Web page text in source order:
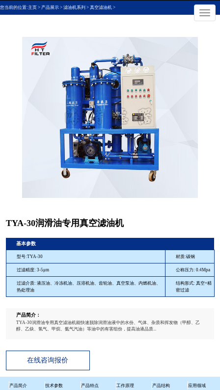
切
换
导
×
您当前的位置:主页 > 产品展示 > 滤油机系列 > 真空滤油机 >
TYA-30润滑油专用真空滤油机
基本参数
型号:TYA-30 材质:碳钢
过滤精度: 3-5μm 公称压力: 0.4Mpa
过滤介质: 液压油、冷冻机油、压溶机油、齿轮油、真空泵油、内燃机油、
热处理油
结构形式: 真空+精
密过滤
产品简介：
TYA-30润滑油专用真空滤油机能快速脱除润滑油液中的水份、气体、杂质和挥发物（甲醇、乙
醇、乙炔、氢气、甲烷、氨气汽油）等油中的有害组份，提高油液品质...
在线咨询报价
产品简介 技术参数 产品特点 工作原理 产品结构 应用领域